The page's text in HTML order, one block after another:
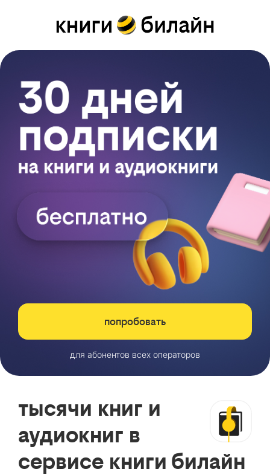
попробовать
для абонентов всех операторов
тысячи книг и
аудиокниг в
сервисе книги билайн